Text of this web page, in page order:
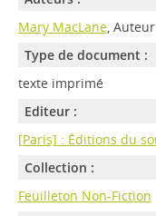
Mary MacLane,
Type de document :
texte imprimé
Editeur :
[Paris] : Éditions du
Collection :
Feuilleton Non-Fiction